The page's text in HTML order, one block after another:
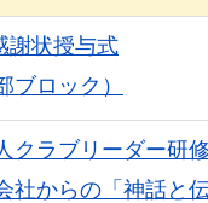
謝状授与式
ブロック）
クラブリーダー研
社からの「神話と